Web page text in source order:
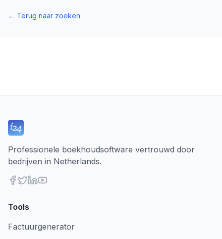
← Terug naar zoeken
Professionele boekhoudsoftware vertrouwd door
bedrijven in Netherlands.
Tools
Factuurgenerator